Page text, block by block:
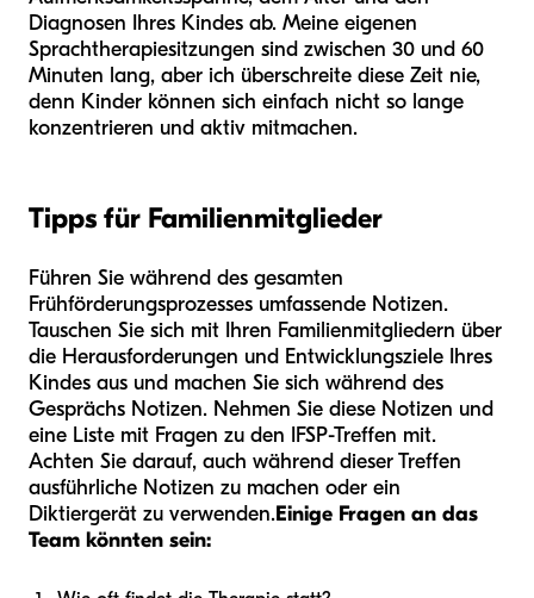
Diagnosen Ihres Kindes ab. Meine eigenen
Sprachtherapiesitzungen sind zwischen 30 und 60
Minuten lang, aber ich überschreite diese Zeit nie,
denn Kinder können sich einfach nicht so lange
konzentrieren und aktiv mitmachen.
Tipps für Familienmitglieder
Führen Sie während des gesamten
Frühförderungsprozesses umfassende Notizen.
Tauschen Sie sich mit Ihren Familienmitgliedern über
die Herausforderungen und Entwicklungsziele Ihres
Kindes aus und machen Sie sich während des
Gesprächs Notizen. Nehmen Sie diese Notizen und
eine Liste mit Fragen zu den IFSP-Treffen mit.
Achten Sie darauf, auch während dieser Treffen
ausführliche Notizen zu machen oder ein
Diktiergerät zu verwenden.Einige Fragen an das
Team könnten sein: